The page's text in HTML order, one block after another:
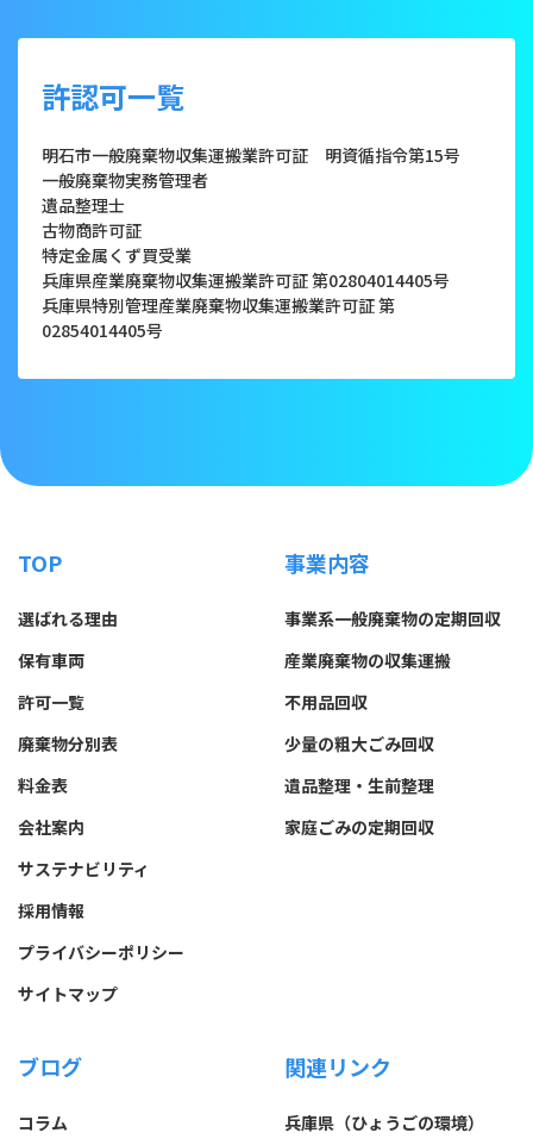
許認可一覧
明石市一般廃棄物収集運搬業許可証 明資循指令第15号
一般廃棄物実務管理者
遺品整理士
古物商許可証
特定金属くず買受業
兵庫県産業廃棄物収集運搬業許可証 第02804014405号
兵庫県特別管理産業廃棄物収集運搬業許可証 第
02854014405号
TOP
選ばれる理由
保有車両
許可一覧
廃棄物分別表
料金表
会社案内
サステナビリティ
採用情報
プライバシーポリシー
サイトマップ
事業内容
事業系一般廃棄物の定期回収
産業廃棄物の収集運搬
不用品回収
少量の粗大ごみ回収
遺品整理・生前整理
家庭ごみの定期回収
ブログ
コラム
関連リンク
兵庫県（ひょうごの環境）